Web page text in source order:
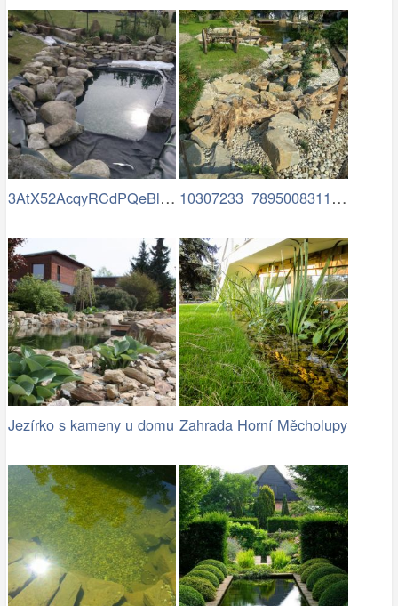
3AtX52AcqyRCdPQeBlSciXoEugVrbvqBJTPN0Dx… 10307233_789500831125992…
Jezírko s kameny u domu Zahrada Horní Měcholupy